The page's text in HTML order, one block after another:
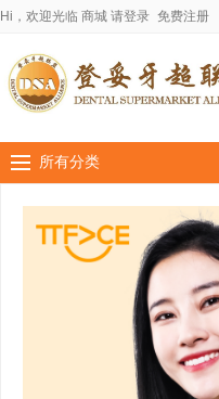
Hi，欢迎光临 商城 请登录 免费注册
所有分类